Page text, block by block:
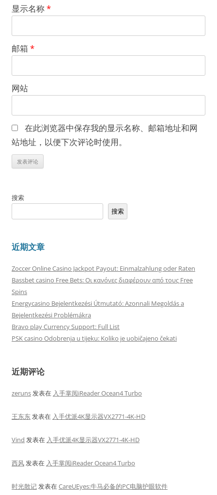
显示名称*
邮箱 *
网站
在此浏览器中保存我的显示名称、邮箱地址和网
站地址，以便下次评论时使用。
搜索
搜索
近期文章
Zoccer Online Casino Jackpot Payout: Einmalzahlung oder Raten
Bassbet casino Free Bets: Οι κανόνες διαφέρουν από τους Free
Spins
Energycasino Bejelentkezési Útmutató: Azonnali Megoldás a
Bejelentkezési Problémákra
Bravo play Currency Support: Full List
PSK casino Odobrenja u tijeku: Koliko je uobičajeno čekati
近期评论
zeruns发表在 入手掌阅iReader Ocean4 Turbo
王东东发表在 入手优派4K显示器VX2771-4K-HD
Vind 发表在 入手优派4K显示器VX2771-4K-HD
西风发表在 入手掌阅iReader Ocean4 Turbo
时光散记发表在CareUEyes:牛马必备的PC电脑护眼软件